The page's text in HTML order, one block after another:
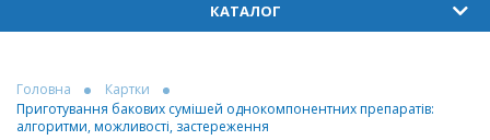
КАТАЛОГ
Головна
Картки
Приготування бакових сумішей однокомпонентних препаратів:
алгоритми, можливості, застереження